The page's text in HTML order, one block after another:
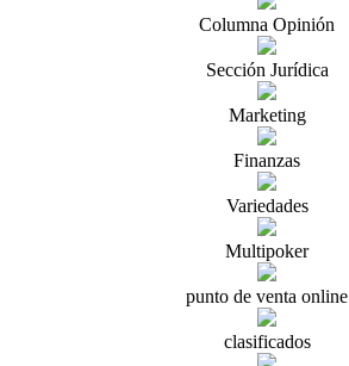
Columna Opinión
Sección Jurídica
Marketing
Finanzas
Variedades
Multipoker
punto de venta online
clasificados